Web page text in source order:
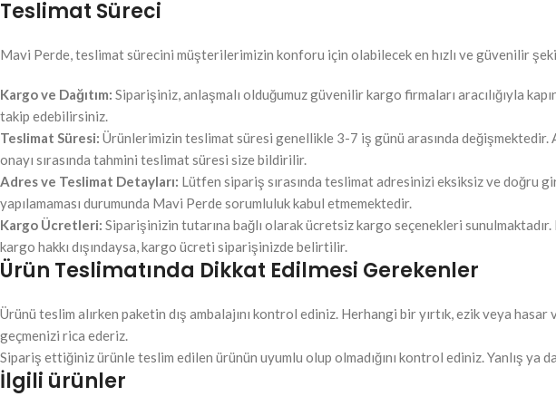
Teslimat Süreci
Mavi Perde, teslimat sürecini müşterilerimizin konforu için olabilecek en hızlı ve güvenilir
Kargo ve Dağıtım: Siparişiniz, anlaşmalı olduğumuz güvenilir kargo firmaları aracılığıyla
takip edebilirsiniz.
Teslimat Süresi: Ürünlerimizin teslimat süresi genellikle 3-7 iş günü arasında
onayı sırasında tahmini teslimat süresi size bildirilir.
Adres ve Teslimat Detayları: Lütfen sipariş sırasında teslimat adresinizi eksiksiz ve doğru
yapılamaması durumunda Mavi Perde sorumluluk kabul etmemektedir.
Kargo Ücretleri: Siparişinizin tutarına bağlı olarak ücretsiz kargo seçenekleri
kargo hakkı dışındaysa, kargo ücreti siparişinizde belirtilir.
Ürün Teslimatında Dikkat Edilmesi Gerekenler
Ürünü teslim alırken paketin dış ambalajını kontrol ediniz. Herhangi bir yırtık, ezik veya
geçmenizi rica ederiz.
Sipariş ettiğiniz ürünle teslim edilen ürünün uyumlu olup olmadığını kontrol ediniz. Yanlış
İlgili ürünler